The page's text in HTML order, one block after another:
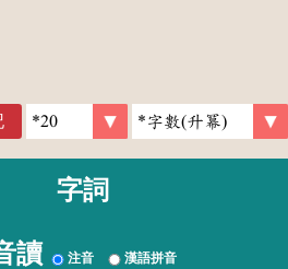
字詞
讀 注音 漢語拼音